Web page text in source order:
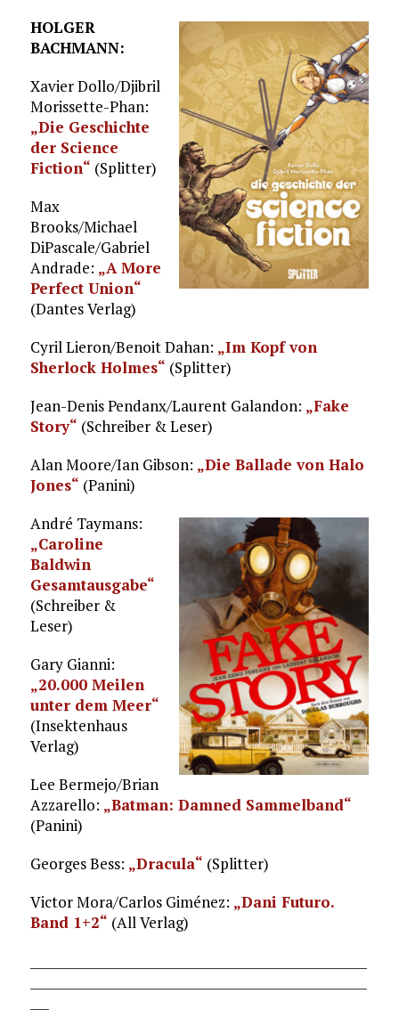
HOLGER
BACHMANN:
Xavier Dollo/Djibril
Morissette-Phan:
„Die Geschichte
der Science
Fiction“ (Splitter)
Max
Brooks/Michael
DiPascale/Gabriel
Andrade: „A More
Perfect Union“
(Dantes Verlag)
Cyril Lieron/Benoit Dahan: „Im Kopf von
Sherlock Holmes“ (Splitter)
Jean-Denis Pendanx/Laurent Galandon: „Fake
Story“ (Schreiber & Leser)
Alan Moore/Ian Gibson: „Die Ballade von Halo
Jones“ (Panini)
André Taymans:
„Caroline
Baldwin
Gesamtausgabe“
(Schreiber &
Leser)
Gary Gianni:
„20.000 Meilen
unter dem Meer“
(Insektenhaus
Verlag)
Lee Bermejo/Brian
Azzarello: „Batman: Damned Sammelband“
(Panini)
Georges Bess: „Dracula“ (Splitter)
Victor Mora/Carlos Giménez: „Dani Futuro.
Band 1+2“ (All Verlag)